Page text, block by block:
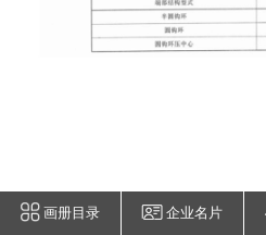
画册目录 企业名片